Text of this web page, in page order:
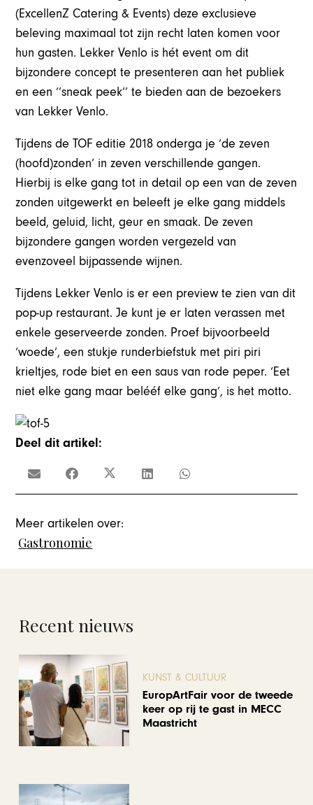
(ExcellenZ Catering & Events) deze exclusieve
beleving maximaal tot zijn recht laten komen voor
hun gasten. Lekker Venlo is hét event om dit
bijzondere concept te presenteren aan het publiek
en een ‘’sneak peek’’ te bieden aan de bezoekers
van Lekker Venlo.
Tijdens de TOF editie 2018 onderga je ‘de zeven
(hoofd)zonden’ in zeven verschillende gangen.
Hierbij is elke gang tot in detail op een van de zeven
zonden uitgewerkt en beleeft je elke gang middels
beeld, geluid, licht, geur en smaak. De zeven
bijzondere gangen worden vergezeld van
evenzoveel bijpassende wijnen.
Tijdens Lekker Venlo is er een preview te zien van dit
pop-up restaurant. Je kunt je er laten verassen met
enkele geserveerde zonden. Proef bijvoorbeeld
‘woede’, een stukje runderbiefstuk met piri piri
krieltjes, rode biet en een saus van rode peper. ‘Eet
niet elke gang maar belééf elke gang’, is het motto.
Deel dit artikel:
Meer artikelen over:
Gastronomie
Recent nieuws
KUNST & CULTUUR
EuropArtFair voor de tweede
keer op rij te gast in MECC
Maastricht